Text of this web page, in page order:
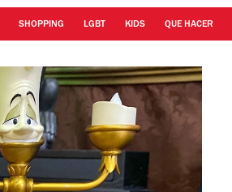
SHOPPING LGBT KIDS QUE HACER